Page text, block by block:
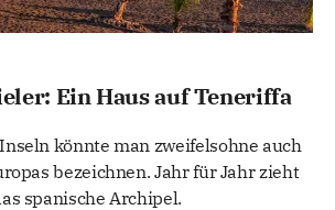
Ein Haus auf Teneriffa
könnte man zweifelsohne auch
bezeichnen. Jahr für Jahr zieht
spanische Archipel.